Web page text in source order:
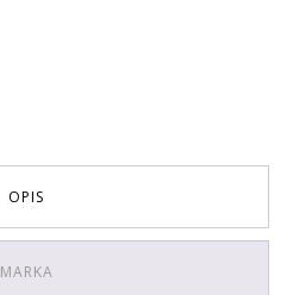
OPIS
MARKA